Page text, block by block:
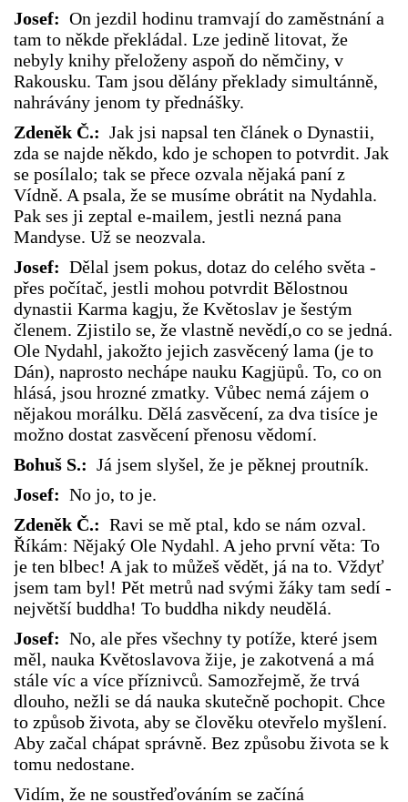
Josef: On jezdil hodinu tramvají do zaměstnání a
tam to někde překládal. Lze jedině litovat, že
nebyly knihy přeloženy aspoň do němčiny, v
Rakousku. Tam jsou dělány překlady simultánně,
nahrávány jenom ty přednášky.
Zdeněk Č.: Jak jsi napsal ten článek o Dynastii,
zda se najde někdo, kdo je schopen to potvrdit. Jak
se posílalo; tak se přece ozvala nějaká paní z
Vídně. A psala, že se musíme obrátit na Nydahla.
Pak ses ji zeptal e-mailem, jestli nezná pana
Mandyse. Už se neozvala.
Josef: Dělal jsem pokus, dotaz do celého světa -
přes počítač, jestli mohou potvrdit Bělostnou
dynastii Karma kagju, že Květoslav je šestým
členem. Zjistilo se, že vlastně nevědí,o co se jedná.
Ole Nydahl, jakožto jejich zasvěcený lama (je to
Dán), naprosto nechápe nauku Kagjüpů. To, co on
hlásá, jsou hrozné zmatky. Vůbec nemá zájem o
nějakou morálku. Dělá zasvěcení, za dva tisíce je
možno dostat zasvěcení přenosu vědomí.
Bohuš S.: Já jsem slyšel, že je pěknej proutník.
Josef: No jo, to je.
Zdeněk Č.: Ravi se mě ptal, kdo se nám ozval.
Říkám: Nějaký Ole Nydahl. A jeho první věta: To
je ten blbec! A jak to můžeš vědět, já na to. Vždyť
jsem tam byl! Pět metrů nad svými žáky tam sedí -
největší buddha! To buddha nikdy neudělá.
Josef: No, ale přes všechny ty potíže, které jsem
měl, nauka Květoslavova žije, je zakotvená a má
stále víc a více příznivců. Samozřejmě, že trvá
dlouho, nežli se dá nauka skutečně pochopit. Chce
to způsob života, aby se člověku otevřelo myšlení.
Aby začal chápat správně. Bez způsobu života se k
tomu nedostane.
Vidím, že ne soustřeďováním se začíná